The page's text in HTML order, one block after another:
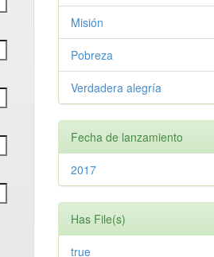
Misión
Pobreza
Verdadera alegría
Fecha de lanzamiento
2017
Has File(s)
true